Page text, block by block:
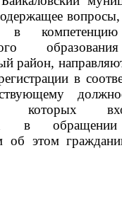
компетенцию
район,
в
которых
в
об этом